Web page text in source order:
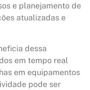
e planejamento de
atualizadas e
dessa
em tempo real
em equipamentos
pode ser